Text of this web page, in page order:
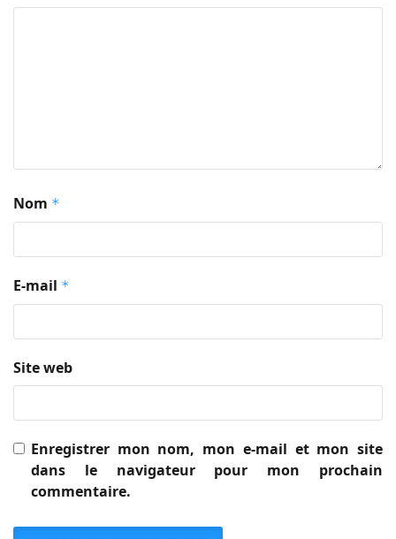
Nom *
E-mail *
Site web
Enregistrer mon nom, mon e-mail et mon site
dans le navigateur pour mon prochain
commentaire.